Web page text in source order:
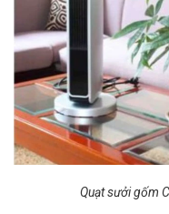
Quạt sưởi gốm